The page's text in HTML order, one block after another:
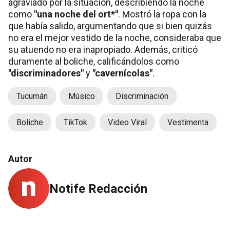
como "una noche del ort*". Mostró la ropa con la
que había salido, argumentando que si bien quizás
no era el mejor vestido de la noche, consideraba que
su atuendo no era inapropiado. Además, criticó
duramente al boliche, calificándolos como
"discriminadores"y "cavernícolas".
Tucumán Músico Discriminación
Boliche TikTok Video Viral Vestimenta
Autor
Notife Redacción